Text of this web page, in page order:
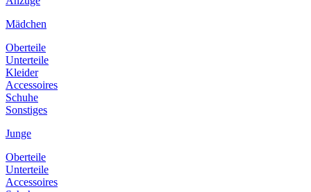
Mädchen
Oberteile
Unterteile
Kleider
Accessoires
Schuhe
Sonstiges
Junge
Oberteile
Unterteile
Accessoires